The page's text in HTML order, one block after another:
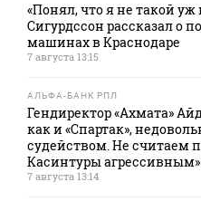
«Понял, что я не такой уж
Сигурдссон рассказал о
машинах в Краснодаре
7 августа 13:15
АЛЬФА-БАНК РПЛ
Гендиректор «Ахмата»
как и «Спартак»,
судейством. Не считаем
Касинтуры агрессивным»
7 августа 13:14